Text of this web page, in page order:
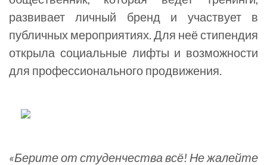
развивает личный бренд и участвует в
публичных мероприятиях. Для неё стипендия
открыла социальные лифты и возможности
для профессионального продвижения.
«Берите от студенчества всё! Не жалейте